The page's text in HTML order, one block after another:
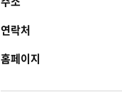
연락처
홈페이지